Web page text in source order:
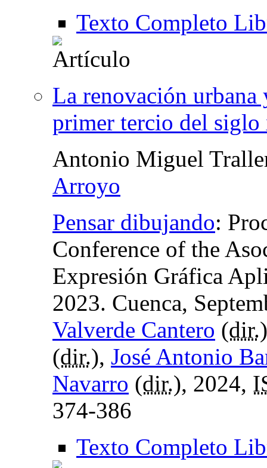
Texto Completo
La renovación urbana
primer tercio del siglo
Antonio Miguel
Arroyo
Pensar dibujando:
Conference of the
Expresión Gráfica
2023. Cuenca,
Valverde Cantero (dir.
(dir.), José Antonio
Navarro (dir.), 2024,
374-386
Texto Completo